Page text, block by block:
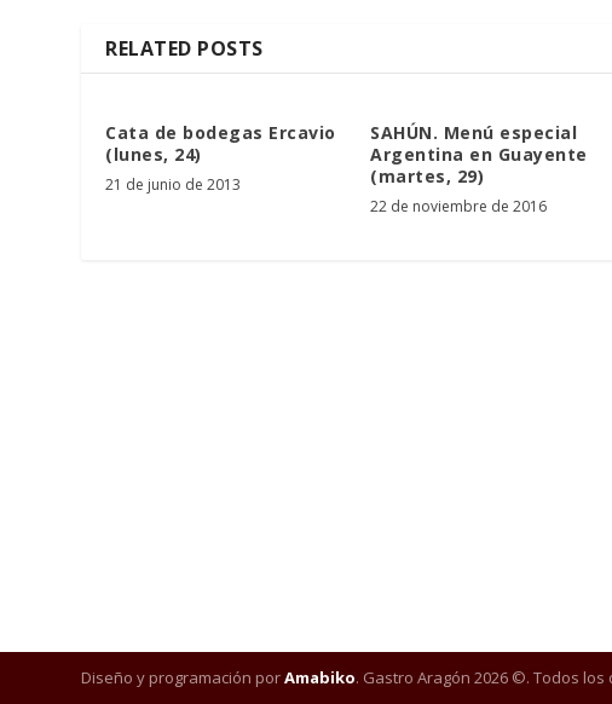
RELATED POSTS
Cata de bodegas Ercavio
(lunes, 24)
21 de junio de 2013
SAHÚN. Menú especial
Argentina en Guayente
(martes, 29)
22 de noviembre de 2016
Diseño y programación porAmabiko. Gastro Aragón 2026 ©. Todos